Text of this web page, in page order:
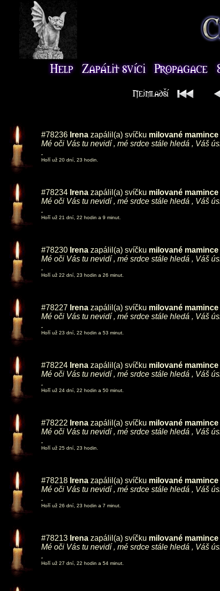
#78236 Irena zapálil(a) svíčku milované
Mé oči Vás tu nevidí , mé srdce stále hledá , Váš
.
Hoří už 20 dní, 23 hodin.
#78234 Irena zapálil(a) svíčku milované
Mé oči Vás tu nevidí , mé srdce stále hledá , Váš
.
Hoří už 21 dní, 22 hodin a 9 minut.
#78230 Irena zapálil(a) svíčku milované
Mé oči Vás tu nevidí , mé srdce stále hledá , Váš
.
Hoří už 22 dní, 23 hodin a 26 minut.
#78227 Irena zapálil(a) svíčku milované
Mé oči Vás tu nevidí , mé srdce stále hledá , Váš
.
Hoří už 23 dní, 22 hodin a 53 minut.
#78224 Irena zapálil(a) svíčku milované
Mé oči Vás tu nevidí , mé srdce stále hledá , Váš
.
Hoří už 24 dní, 22 hodin a 50 minut.
#78222 Irena zapálil(a) svíčku milované
Mé oči Vás tu nevidí , mé srdce stále hledá , Váš
.
Hoří už 25 dní, 23 hodin.
#78218 Irena zapálil(a) svíčku milované
Mé oči Vás tu nevidí , mé srdce stále hledá , Váš
.
Hoří už 26 dní, 23 hodin a 7 minut.
#78213 Irena zapálil(a) svíčku milované
Mé oči Vás tu nevidí , mé srdce stále hledá , Váš
.
Hoří už 27 dní, 22 hodin a 54 minut.